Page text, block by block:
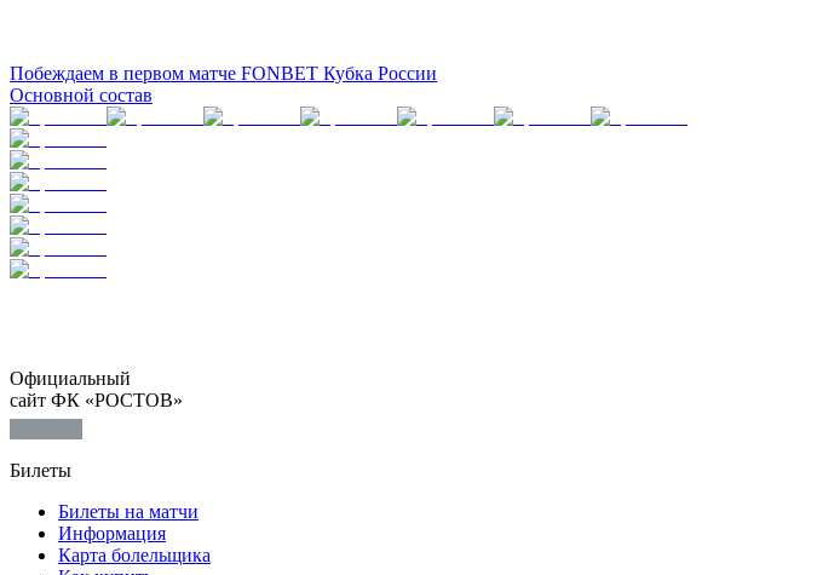
Побеждаем в первом матче FONBET Кубка России
Основной состав
Официальный
сайт ФК «РОСТОВ»
Билеты
Билеты на матчи
Информация
Карта болельщика